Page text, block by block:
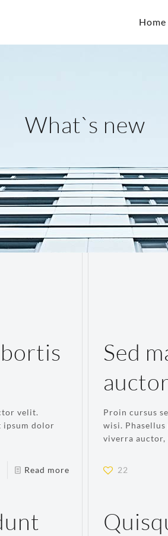
Home
What`s new
velit.
ipsum dolor
Read more
Sed
auctor
Proin cursus
wisi.
viverra auctor,
22